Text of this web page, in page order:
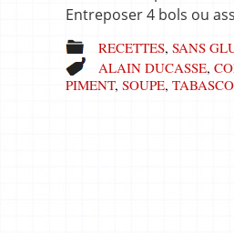
Entreposer 4 bols ou
RECETTES, SANS
ALAIN DUCASSE,
PIMENT, SOUPE, TABASCO